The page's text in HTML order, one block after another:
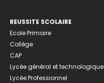
REUSSITE SCOLAIRE
Ecole Primaire
Collège
CAP
Lycée général et technologique
Lycée Professionnel